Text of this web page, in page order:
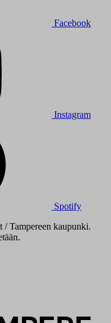
Facebook
Instagram
Spotify
Tampereen kaupunki.